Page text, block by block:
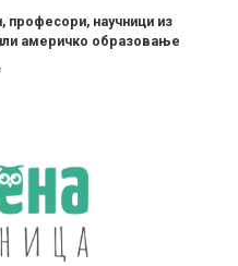
професори, научници из
америчко образовање